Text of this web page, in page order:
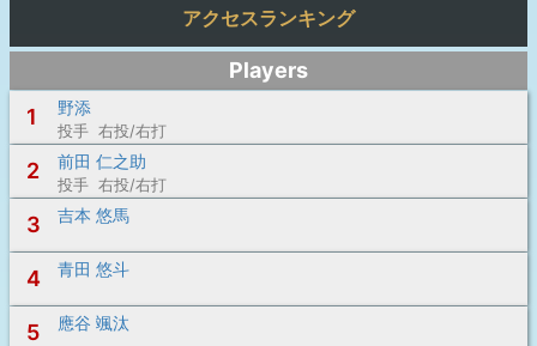
アクセスランキング
Players
1
野添
投手 右投/右打
2 前田 仁之助
投手 右投/右打
3 吉本 悠馬
4 青田 悠斗
5 應谷 颯汰